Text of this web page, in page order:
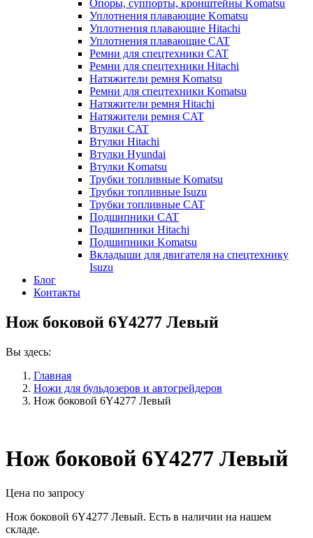
Опоры, суппорты, кронштейны Komatsu
Уплотнения плавающие Komatsu
Уплотнения плавающие Hitachi
Уплотнения плавающие CAT
Ремни для спецтехники CAT
Ремни для спецтехники Hitachi
Натяжители ремня Komatsu
Ремни для спецтехники Komatsu
Натяжители ремня Hitachi
Натяжители ремня CAT
Втулки CAT
Втулки Hitachi
Втулки Hyundai
Втулки Komatsu
Трубки топливные Komatsu
Трубки топливные Isuzu
Трубки топливные CAT
Подшипники CAT
Подшипники Hitachi
Подшипники Komatsu
Вкладыши для двигателя на спецтехнику
Isuzu
Блог
Контакты
Нож боковой 6Y4277 Левый
Вы здесь:
Главная
Ножи для бульдозеров и автогрейдеров
Нож боковой 6Y4277 Левый
Нож боковой 6Y4277 Левый
Цена по запросу
Нож боковой 6Y4277 Левый. Есть в наличии на нашем
складе.